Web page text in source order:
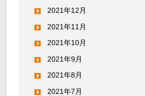
2021年12月
2021年11月
2021年10月
2021年9月
2021年8月
2021年7月